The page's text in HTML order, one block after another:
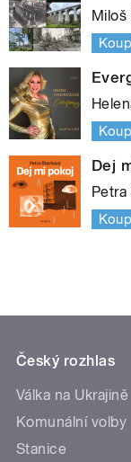
Miloš
Dej
Český rozhlas
Válka na Ukrajině
Komunální volby
Stanice